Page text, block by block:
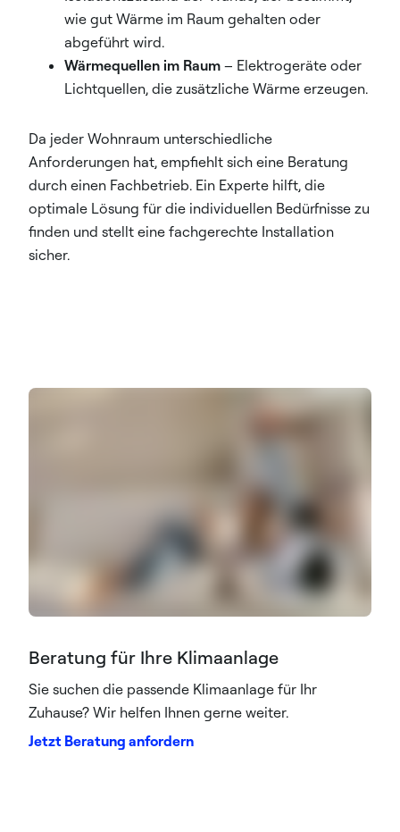
wie gut Wärme im Raum gehalten oder
abgeführt wird.
Wärmequellen im Raum – Elektrogeräte oder
Lichtquellen, die zusätzliche Wärme erzeugen.
Da jeder Wohnraum unterschiedliche
Anforderungen hat, empfiehlt sich eine Beratung
durch einen Fachbetrieb. Ein Experte hilft, die
optimale Lösung für die individuellen Bedürfnisse zu
finden und stellt eine fachgerechte Installation
sicher.
Beratung für Ihre Klimaanlage
Sie suchen die passende Klimaanlage für Ihr
Zuhause? Wir helfen Ihnen gerne weiter.
Jetzt Beratung anfordern